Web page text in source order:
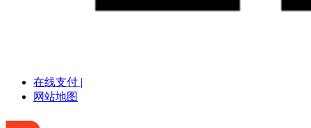
在线支付 |
网站地图